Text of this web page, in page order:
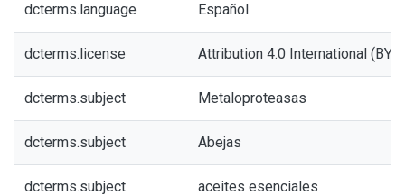
dcterms.language Español
dcterms.license Attribution 4.0 International (BY
dcterms.subject Metaloproteasas
dcterms.subject Abejas
dcterms.subject aceites esenciales